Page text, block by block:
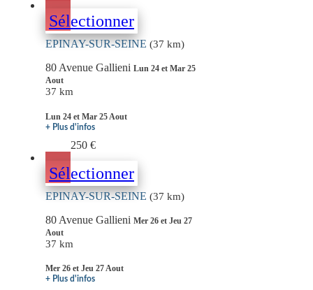
Sélectionner
EPINAY-SUR-SEINE (37 km)
80 Avenue Gallieni Lun 24 et Mar 25
Aout
37 km
Lun 24 et Mar 25 Aout
+ Plus d'infos
250 €
Sélectionner
EPINAY-SUR-SEINE (37 km)
80 Avenue Gallieni Mer 26 et Jeu 27
Aout
37 km
Mer 26 et Jeu 27 Aout
+ Plus d'infos